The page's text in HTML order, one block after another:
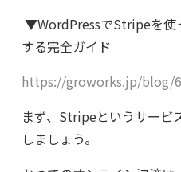
▼WordPressでStripeを使
する完全ガイド
https://groworks.jp/blog/
まず、Stripeというサービ
しましょう。